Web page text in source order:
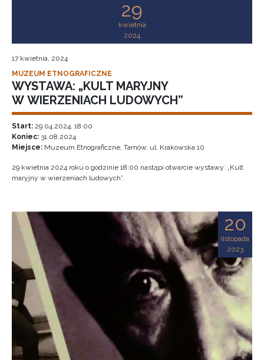
29
kwietnia
2024
17 kwietnia, 2024
MUZEUM ETNOGRAFICZNE
WYSTAWA: „KULT MARYJNY
W WIERZENIACH LUDOWYCH”
Start: 29.04.2024, 18:00
Koniec: 31.08.2024
Miejsce: Muzeum Etnograficzne, Tarnów, ul. Krakowska 10
29 kwietnia 2024 roku o godzinie 18:00 nastąpi otwarcie wystawy: „Kult
maryjny w wierzeniach ludowych”.
20
listopada
2023